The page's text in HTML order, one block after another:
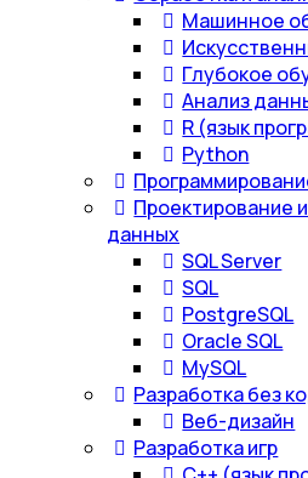
Машинное
Глубокое
Анализ
R (язык
Python
Проектирование
данных
SQL Server
SQL
PostgreSQL
Oracle SQL
MySQL
Разработка без
Веб-дизайн
Разработка игр